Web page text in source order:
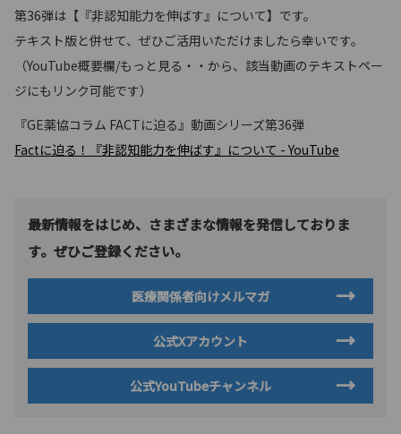
第36弾は【『非認知能力を伸ばす』について】です。
テキスト版と併せて、ぜひご活用いただけましたら幸いです。
（YouTube概要欄/もっと見る・・から、該当動画のテキストペー
ジにもリンク可能です）
『GE薬協コラム FACTに迫る』動画シリーズ第36弾
Factに迫る！『非認知能力を伸ばす』について - YouTube
最新情報をはじめ、さまざまな情報を発信しておりま
す。ぜひご登録ください。
医療関係者向けメルマガ
公式Xアカウント
公式YouTubeチャンネル